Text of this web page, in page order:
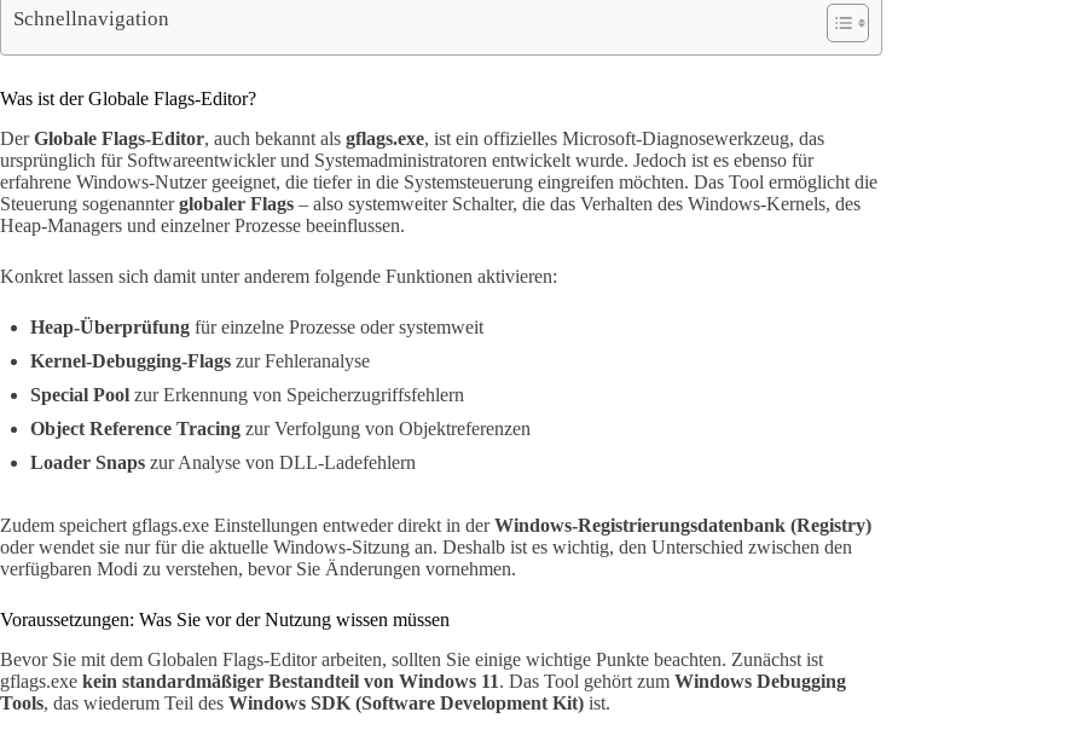
Schnellnavigation
Was ist der Globale Flags-Editor?
DerGlobale Flags-Editor, auch bekannt als gflags.exe, ist ein offizielles Microsoft-Diagnosewerkzeug, das
ursprünglich für Softwareentwickler und Systemadministratoren entwickelt wurde. Jedoch ist es ebenso für
erfahrene Windows-Nutzer geeignet, die tiefer in die Systemsteuerung eingreifen möchten. Das Tool ermöglicht die
Steuerung sogenannterglobaler Flags – also systemweiter Schalter, die das Verhalten des Windows-Kernels, des
Heap-Managers und einzelner Prozesse beeinflussen.
Konkret lassen sich damit unter anderem folgende Funktionen aktivieren:
Heap-Überprüfung für einzelne Prozesse oder systemweit
Kernel-Debugging-Flags zur Fehleranalyse
Special Pool zur Erkennung von Speicherzugriffsfehlern
Object Reference Tracing zur Verfolgung von Objektreferenzen
Loader Snaps zur Analyse von DLL-Ladefehlern
Zudem speichert gflags.exe Einstellungen entweder direkt in derWindows-Registrierungsdatenbank (Registry)
oder wendet sie nur für die aktuelle Windows-Sitzung an. Deshalb ist es wichtig, den Unterschied zwischen den
verfügbaren Modi zu verstehen, bevor Sie Änderungen vornehmen.
Voraussetzungen: Was Sie vor der Nutzung wissen müssen
Bevor Sie mit dem Globalen Flags-Editor arbeiten, sollten Sie einige wichtige Punkte beachten. Zunächst ist
gflags.exe kein standardmäßiger Bestandteil von Windows 11. Das Tool gehört zum Windows Debugging
Tools, das wiederum Teil des Windows SDK (Software Development Kit) ist.